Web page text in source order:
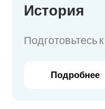
История
Подготовьтесь
Подробнее